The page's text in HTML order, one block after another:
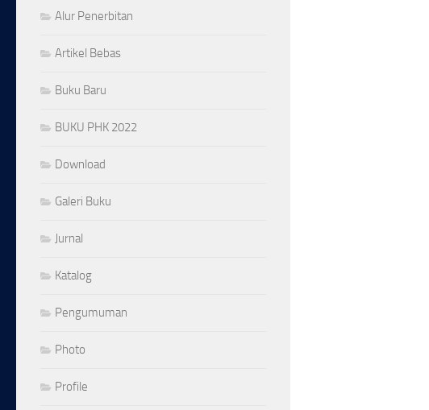
Alur Penerbitan
Artikel Bebas
Buku Baru
BUKU PHK 2022
Download
Galeri Buku
Jurnal
Katalog
Pengumuman
Photo
Profile